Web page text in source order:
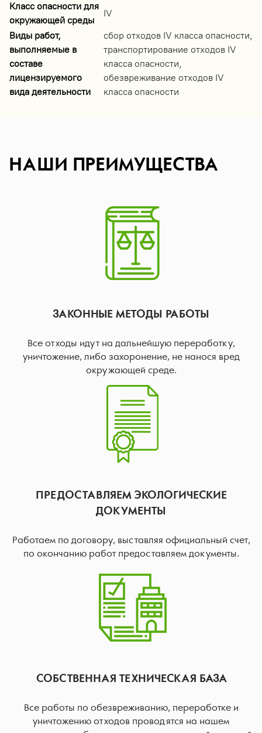
Класс опасности для
окружающей среды
IV
Виды работ,
выполняемые в
составе
лицензируемого
вида деятельности
сбор отходов IV класса опасности,
транспортирование отходов IV
класса опасности,
обезвреживание отходов IV
класса опасности
НАШИ ПРЕИМУЩЕСТВА
ЗАКОННЫЕ МЕТОДЫ РАБОТЫ
Все отходы идут на дальнейшую переработку,
уничтожение, либо захоронение, не нанося вред
окружающей среде.
ПРЕДОСТАВЛЯЕМ ЭКОЛОГИЧЕСКИЕ
ДОКУМЕНТЫ
Работаем по договору, выставляя официальный счет,
по окончанию работ предоставляем документы.
СОБСТВЕННАЯ ТЕХНИЧЕСКАЯ БАЗА
Все работы по обезвреживанию, переработке и
уничтожению отходов проводятся на нашем